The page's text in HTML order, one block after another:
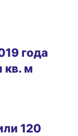
года
кв. м
120